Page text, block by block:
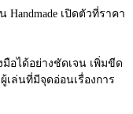
Handmade เปิดตัวที่ราคา
อได้อย่างชัดเจน เพิ่มขีด
ล่นที่มีจุดอ่อนเรื่องการ